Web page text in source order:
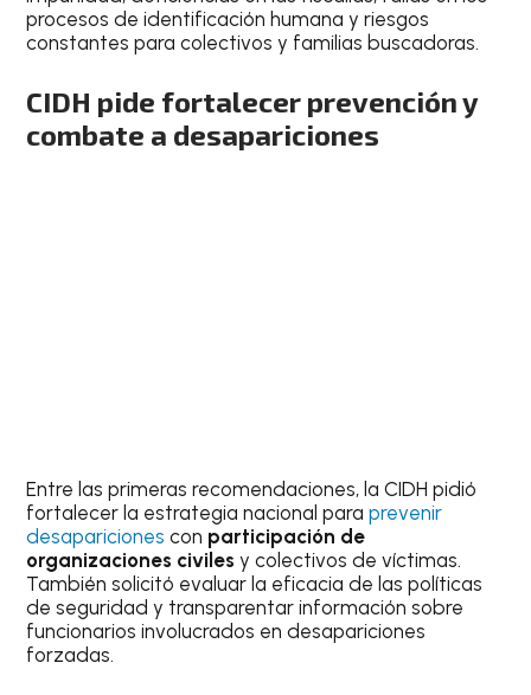
procesos de identificación humana y riesgos
constantes para colectivos y familias buscadoras.
CIDH pide fortalecer prevención y
combate a desapariciones
Entre las primeras recomendaciones, la CIDH pidió
fortalecer la estrategia nacional paraprevenir
desapariciones con participación de
organizaciones civiles y colectivos de víctimas.
También solicitó evaluar la eficacia de las políticas
de seguridad y transparentar información sobre
funcionarios involucrados en desapariciones
forzadas.